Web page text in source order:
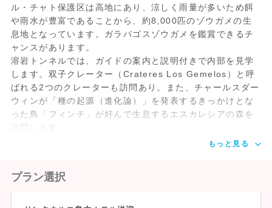
ル・チャト保護区は高地にあり、涼しく雨量が多いため餌
や雨水が豊富であることから、約8,000匹のゾウガメの生
息地となっています。ガラパゴスゾウガメを鑑賞できるチ
ャンスがあります。
溶岩トンネルでは、ガイドの案内と説明付きで内部を見学
します。双子クレーター（Crateres Los Gemelos）と呼
ばれる2つのクレーターも訪問あり。また、チャールスダー
ウィンが「種の起源（進化論）」を発表するきっかけとな
った鳥「フィンチ」が好んで生息するエスカレシアの森を
訪問します。
もっと見る
プラン選択